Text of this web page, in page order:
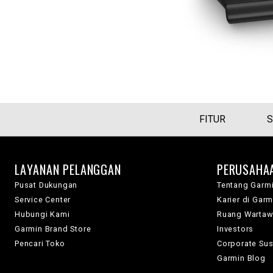
FITUR
LAYANAN PELANGGAN
Pusat Dukungan
Service Center
Hubungi Kami
Garmin Brand Store
Pencari Toko
Tentang
Karier di
Ruang
Investors
Corporate
Garmin Blog